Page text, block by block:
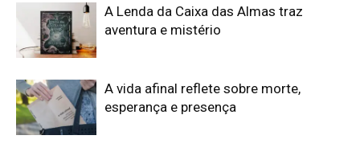
A Lenda da Caixa das Almas traz
aventura e mistério
A vida afinal reflete sobre morte,
esperança e presença